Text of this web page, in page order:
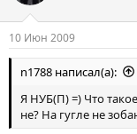
10 Июн 2009
n1788 написал(а):
Я НУБ(П) =) Что
не? На гугле не